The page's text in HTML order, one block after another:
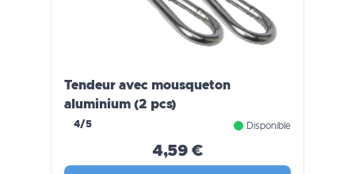
Tendeur avec mousqueton
aluminium (2 pcs)
4/5 Disponible
4,59 €